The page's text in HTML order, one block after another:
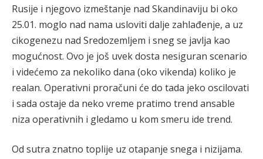
Rusije i njegovo izmeštanje nad Skandinaviju bi oko
25.01. moglo nad nama usloviti dalje zahlađenje, a uz
cikogenezu nad Sredozemljem i sneg se javlja kao
mogućnost. Ovo je još uvek dosta nesiguran scenario
i videćemo za nekoliko dana (oko vikenda) koliko je
realan. Operativni proračuni će do tada jeko oscilovati
i sada ostaje da neko vreme pratimo trend ansable
niza operativnih i gledamo u kom smeru ide trend.
Od sutra znatno toplije uz otapanje snega i nizijama.